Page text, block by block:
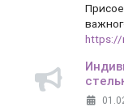
https://